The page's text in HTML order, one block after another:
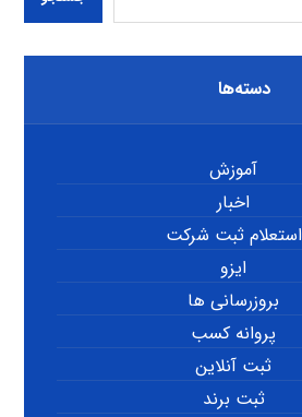
دسته‌ها
آموزش
اخبار
استعلام ثبت شرکت
ایزو
بروزرسانی ها
پروانه کسب
ثبت آنلاین
ثبت برند